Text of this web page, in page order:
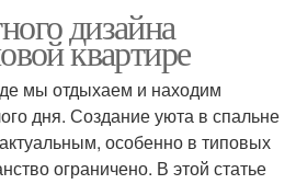
дизайна
квартире
мы отдыхаем и находим
дня. Создание уюта в спальне
особенно в типовых
ограничено. В этой статье